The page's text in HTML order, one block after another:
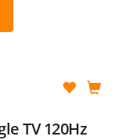
TV 120Hz